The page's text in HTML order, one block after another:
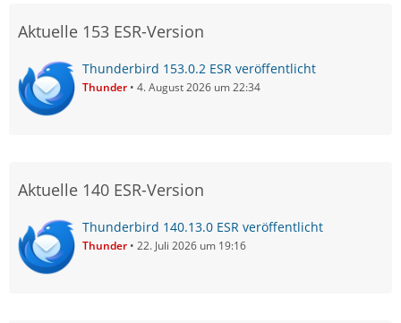
Aktuelle 153 ESR-Version
Thunderbird 153.0.2 ESR veröffentlicht
Thunder 4. August 2026 um 22:34
Aktuelle 140 ESR-Version
Thunderbird 140.13.0 ESR veröffentlicht
Thunder 22. Juli 2026 um 19:16